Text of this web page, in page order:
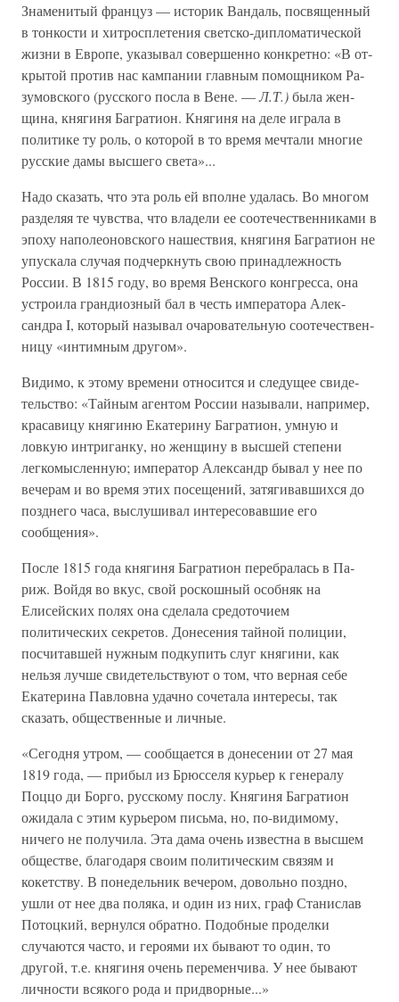
Знаменитый француз — историк Вандаль, посвящен­ный
в тонкости и хитросплетения светско-дипломатической
жизни в Европе, указывал совершенно конкретно: «В от­
крытой против нас кампании главным помощником Ра­
зумовского (русского посла в Вене. —Л.Т.)была жен­
щина, княгиня Багратион. Княгиня на деле играла в
поли­тике ту роль, о которой в то время мечтали многие
рус­ские дамы высшего света»...
Надо сказать, что эта роль ей вполне удалась. Во многом
разделяя те чувства, что владели ее соотечествен­никами в
эпоху наполеоновского нашествия, княгиня Ба­гратион не
упускала случая подчеркнуть свою принадлеж­ность
России. В 1815 году, во время Венского конгресса, она
устроила грандиозный бал в честь императора Алек­
сандра I, который называл очаровательную соотечествен­
ницу «интимным другом».
Видимо, к этому времени относится и следущее свиде­
тельство: «Тайным агентом России называли, например,
красавицу княгиню Екатерину Багратион, умную и
ловкую интриганку, но женщину в высшей степени
легкомыслен­ную; император Александр бывал у нее по
вечерам и во время этих посещений, затягивавшихся до
позднего часа, выслушивал интересовавшие его
сообщения».
После 1815 года княгиня Багратион перебралась в Па­
риж. Войдя во вкус, свой роскошный особняк на
Елисейских полях она сделала средоточием
политических секре­тов. Донесения тайной полиции,
посчитавшей нужным подкупить слуг княгини, как
нельзя лучше свидетельству­ют о том, что верная себе
Екатерина Павловна удачно со­четала интересы, так
сказать, общественные и личные.
«Сегодня утром, — сообщается в донесении от 27 мая
1819 года, — прибыл из Брюсселя курьер к генералу
Поццо ди Борго, русскому послу. Княгиня Багратион
ожидала с этим курьером письма, но, по-видимому,
ничего не получила. Эта дама очень известна в высшем
обществе, благодаря своим политическим связям и
кокетству. В по­недельник вечером, довольно поздно,
ушли от нее два по­ляка, и один из них, граф Станислав
Потоцкий, вернулся обратно. Подобные проделки
случаются часто, и героями их бывают то один, то
другой, т.е. княгиня очень перемен­чива. У нее бывают
личности всякого рода и придвор­ные...»